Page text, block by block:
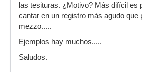
las tesituras. ¿Motivo? Más difícil es
cantar en un registro más agudo que
mezzo.....
Ejemplos hay muchos.....
Saludos.